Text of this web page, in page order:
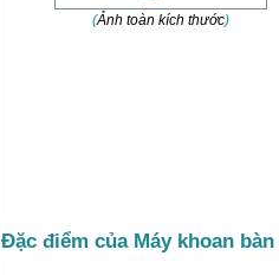
(Ảnh toàn kích thước)
Đặc điểm của Máy khoan